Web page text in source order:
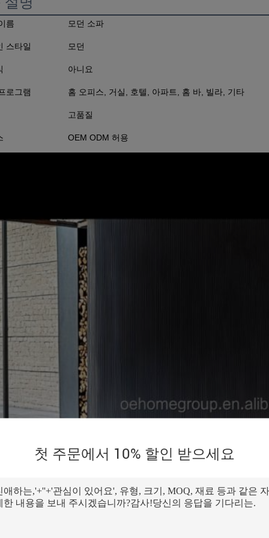
름 모던 소파
스타일 모던
아니요
로그램 홈 오피스, 거실, 호텔, 아파트, 홈 바, 빌라, 기타
고품질
OEM ODM 허용
첫 주문에서 10% 할인 받으세요